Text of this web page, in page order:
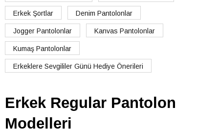
Erkek Şortlar Denim Pantolonlar
Jogger Pantolonlar Kanvas Pantolonlar
Kumaş Pantolonlar
Erkeklere Sevgililer Günü Hediye Önerileri
Erkek Regular Pantolon
Modelleri